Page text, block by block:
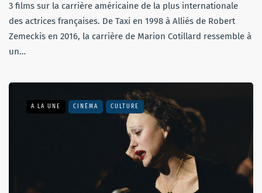
3 films sur la carrière américaine de la plus internationale
des actrices françaises. De Taxi en 1998 à Alliés de Robert
Zemeckis en 2016, la carrière de Marion Cotillard ressemble à
un…
A LA UNE CINÉMA CULTURE